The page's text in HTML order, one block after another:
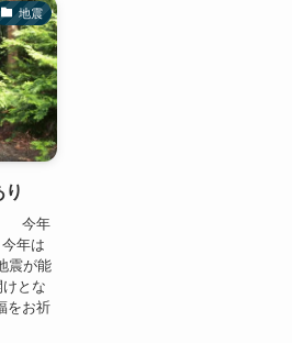
地震
今年
年は
震が能
とな
をお祈